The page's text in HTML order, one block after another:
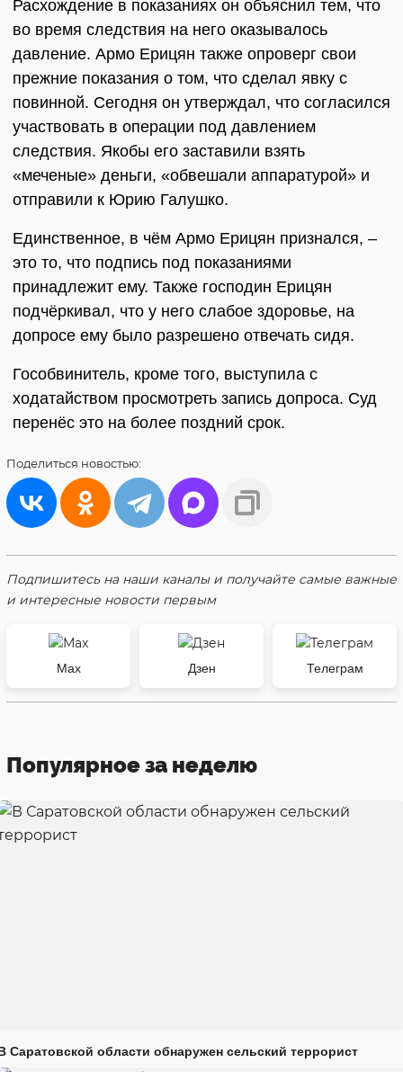
Расхождение в показаниях он объяснил тем, что
во время следствия на него оказывалось
давление. Армо Ерицян также опроверг свои
прежние показания о том, что сделал явку с
повинной. Сегодня он утверждал, что согласился
участвовать в операции под давлением
следствия. Якобы его заставили взять
«меченые» деньги, «обвешали аппаратурой» и
отправили к Юрию Галушко.
Единственное, в чём Армо Ерицян признался, –
это то, что подпись под показаниями
принадлежит ему. Также господин Ерицян
подчёркивал, что у него слабое здоровье, на
допросе ему было разрешено отвечать сидя.
Гособвинитель, кроме того, выступила с
ходатайством просмотреть запись допроса. Суд
перенёс это на более поздний срок.
Поделиться новостью:
Подпишитесь на наши каналы и получайте самые важные
и интересные новости первым
Max Дзен Телеграм
Популярное за неделю
Саратовской области обнаружен сельский террорист